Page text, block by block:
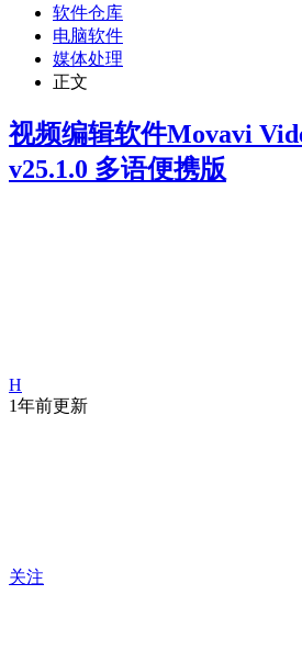
软件仓库
电脑软件
媒体处理
正文
视频编辑软件Movavi
v25.1.0 多语便携版
H
1年前更新
关注